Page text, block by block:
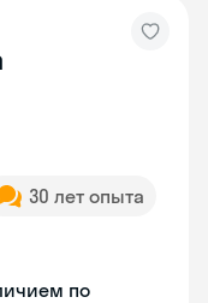
30 лет опыта
по